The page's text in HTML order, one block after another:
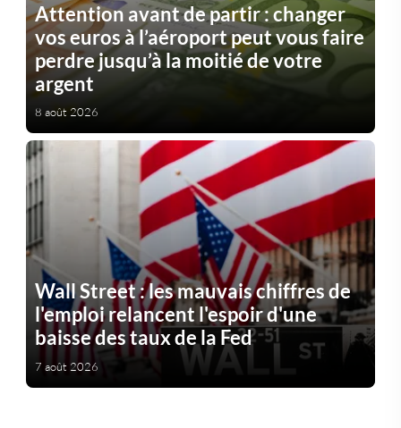
Attention avant de partir : changer
vos euros à l’aéroport peut vous faire
perdre jusqu’à la moitié de votre
argent
8 août 2026
Wall Street : les mauvais chiffres de
l'emploi relancent l'espoir d'une
baisse des taux de la Fed
7 août 2026